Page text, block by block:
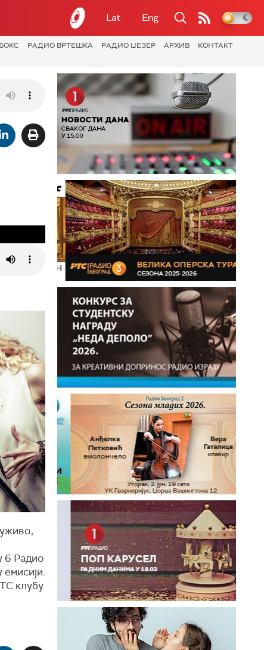
Lat Eng
РАДИО ВРТЕШКА РАДИО ЏЕЗЕР АРХИВ
КОНТАКТ
6 Радио
клубу